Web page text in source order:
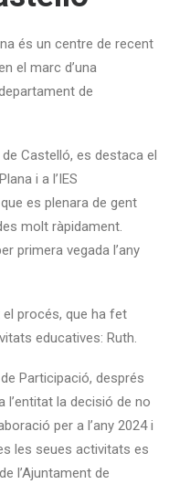
és un centre de recent
el marc d’una
de
Castelló, es destaca el
i a l’IES
es plenara de gent
molt ràpidament.
primera vegada l’any
procés, que ha fet
educatives: Ruth.
Participació, després
l’entitat la decisió de no
per a l’any 2024 i
les seues activitats es
l’Ajuntament de